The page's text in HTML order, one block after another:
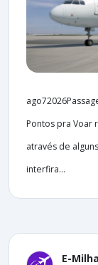
Pontos pra Voar
através de
interfira...
E-